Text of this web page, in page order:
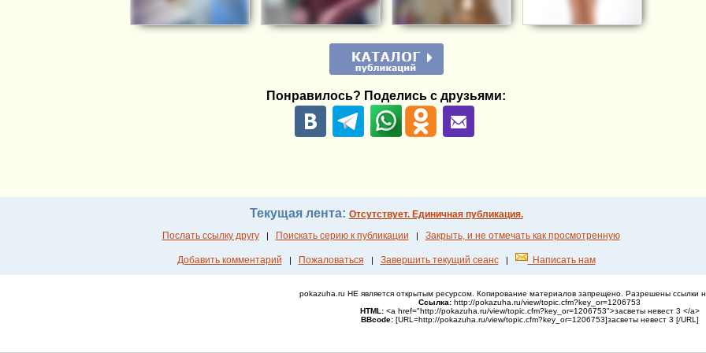
Понравилось? Поделись с друзьями:
Текущая лента: Отсутствует. Единичная публикация.
Послать ссылку другу| Поискать серию к публикации | Закрыть, и не отмечать как просмотренную
Добавить комментарий | Пожаловаться | Завершить текущий сеанс| Написать нам
pokazuha.ru НЕ является открытым ресурсом. Копирование материалов запрещено. Разрешены ссылки
Ссылка: http://pokazuha.ru/view/topic.cfm?key_or=1206753
HTML:<a href="http://pokazuha.ru/view/topic.cfm?key_or=1206753">засветы невест 3 </a>
ВВcode:[URL=http://pokazuha.ru/view/topic.cfm?key_or=1206753]засветы невест 3 [/URL]